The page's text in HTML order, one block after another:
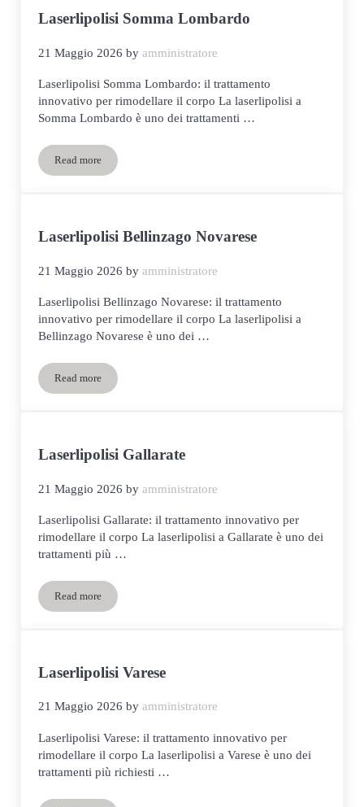
Laserlipolisi Somma Lombardo
21 Maggio 2026 byamministratore
Laserlipolisi Somma Lombardo: il trattamento
innovativo per rimodellare il corpo La laserlipolisi a
Somma Lombardo è uno dei trattamenti …
Read moreLaserlipolisi Somma Lombardo
Laserlipolisi Bellinzago Novarese
21 Maggio 2026 byamministratore
Laserlipolisi Bellinzago Novarese: il trattamento
innovativo per rimodellare il corpo La laserlipolisi a
Bellinzago Novarese è uno dei …
Read moreLaserlipolisi Bellinzago Novarese
Laserlipolisi Gallarate
21 Maggio 2026 byamministratore
Laserlipolisi Gallarate: il trattamento innovativo per
rimodellare il corpo La laserlipolisi a Gallarate è uno dei
trattamenti più …
Read moreLaserlipolisi Gallarate
Laserlipolisi Varese
21 Maggio 2026 byamministratore
Laserlipolisi Varese: il trattamento innovativo per
rimodellare il corpo La laserlipolisi a Varese è uno dei
trattamenti più richiesti …